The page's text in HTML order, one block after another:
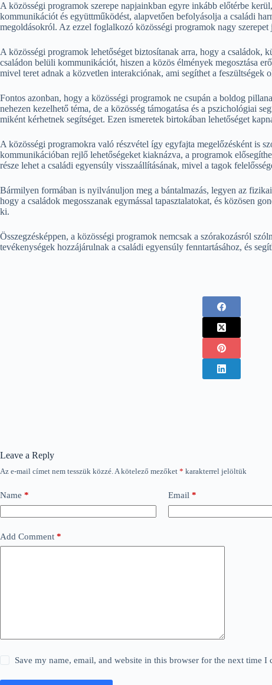
A közösségi programok szerepe napjainkban egyre inkább előtérbe
kommunikációt és együttműködést, alapvetően befolyásolja a családi
megoldásokról. Az ezzel foglalkozó közösségi programok nagy
A közösségi programok lehetőséget biztosítanak arra, hogy a családok,
családon belüli kommunikációt, hiszen a közös élmények megosztása
mivel teret adnak a közvetlen interakciónak, ami segíthet a feszültségek
Fontos azonban, hogy a közösségi programok ne csupán a boldog
nehezen kezelhető téma, de a közösség támogatása és a pszichológiai
miként kérhetnek segítséget. Ezen ismeretek birtokában lehetőséget
A közösségi programokra való részvétel így egyfajta megelőzésként is
kommunikációban rejlő lehetőségeket kiaknázva, a programok
része lehet a családi egyensúly visszaállításának, mivel a tagok
Bármilyen formában is nyilvánuljon meg a bántalmazás, legyen az
hogy a családok megosszanak egymással tapasztalatokat, és közösen
ki.
Összegzésképpen, a közösségi programok nemcsak a szórakozásról
tevékenységek hozzájárulnak a családi egyensúly fenntartásához, és
Leave a Reply
Az e-mail címet nem tesszük közzé.A kötelező mezőket * karakterrel jelöltük
Name * Email *
Add Comment *
Save my name, email, and website in this browser for the next time I